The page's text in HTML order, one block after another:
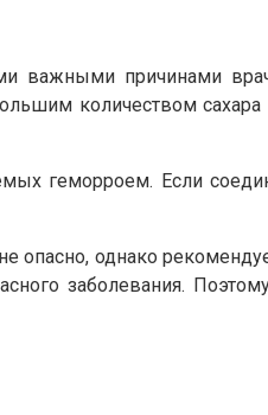
важными причинами
количеством
геморроем. Если
опасно, однако
заболевания.